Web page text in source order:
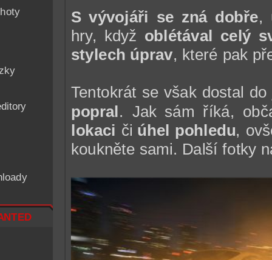
S vývojáři se zná dobře,
hry, když oblétával celý
stylech úprav, které pak
Tentokrát se však dostal do
popral. Jak sám říká,
lokaci či úhel pohledu,
koukněte sami. Další fotky